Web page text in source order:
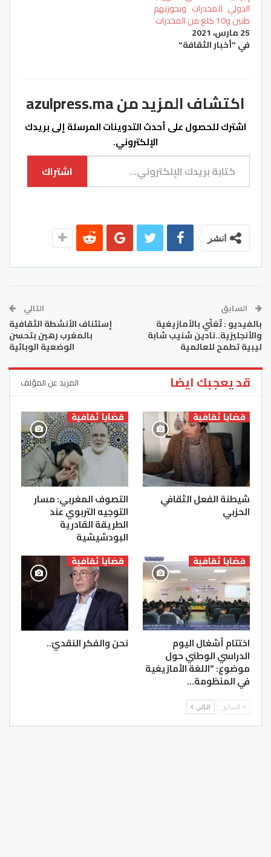
الدولي للمخدرات وبحوزتهم
طنين و10 كلغ من المخدرات
25 مارس، 2021
في "أخبار الثقافة"
اكتشاف المزيد من azulpress.ma
اشترك للحصول على أحدث التدوينات المرسلة إلى بريدك
الإلكتروني.
كتابة بريدك الإلكتروني...
اشتراك
انشر
السابق
بالفيديو : تُغنّي بالأمازيغية
والأنجليزية..نادين شنيب شابة
ليبية تطمح للعالمية
التالي
إستئناف الأنشطة الثقافية
بالمغرب رهين بتحسن
الوضعية الوبائية
قد يعجبك ايضا المزيد عن المؤلف
قضايا ثقافية
شيطنة الفعل الثقافي
الحزبي
قضايا ثقافية
التصوف المغربي‎: مسار
التوجيه التربوي عند
الطريقة القادرية
البودشيشية
قضايا ثقافية
اختتام أشغال اليوم
الدراسي الوطني حول
موضوع: “اللغة الأمازيغية
في المنظومة…
قضايا ثقافية
نحن والفكر النقديّ..
السابق التالي